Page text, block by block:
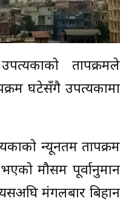
तापक्रमले
घटेसँगै उपत्यकामा
न्यूनतम तापक्रम
मौसम पूर्वानुमान
मंगलबार बिहान